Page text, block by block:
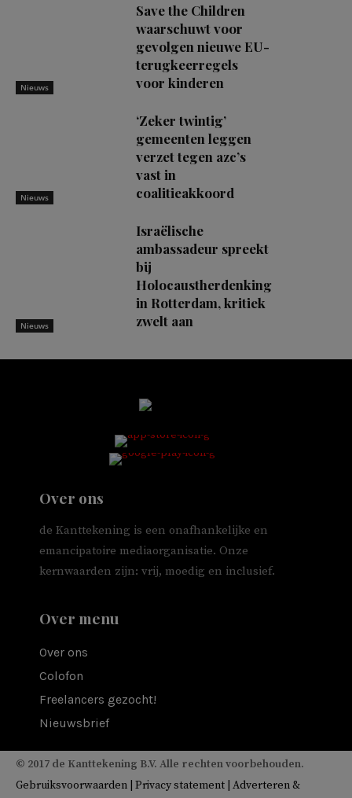
Nieuws
Save the Children
waarschuwt voor
gevolgen nieuwe EU-
terugkeerregels
voor kinderen
Nieuws
‘Zeker twintig’
gemeenten leggen
verzet tegen azc’s
vast in
coalitieakkoord
Nieuws
Israëlische
ambassadeur spreekt
bij
Holocaustherdenking
in Rotterdam, kritiek
zwelt aan
Over ons
de Kanttekening is een onafhankelijke en
emancipatoire mediaorganisatie. Onze
kernwaarden zijn: vrij, moedig en inclusief.
Over menu
Over ons
Colofon
Freelancers gezocht!
Nieuwsbrief
© 2017 de Kanttekening B.V. Alle rechten voorbehouden.
Gebruiksvoorwaarden Privacy statement Adverteren &